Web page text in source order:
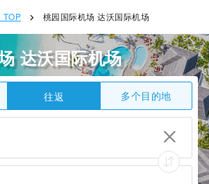
TOP 桃园国际机场 达沃国际机场
达沃国际机场
往返 多个目的地